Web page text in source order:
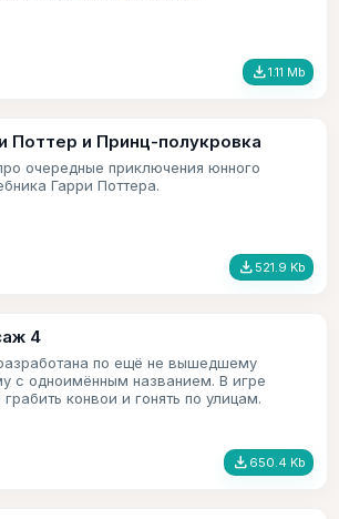
file_download1.11 Mb
Поттер и Принц-полукровка
очередные приключения юнного
Гарри Поттера.
file_download 521.9 Kb
4
по ещё не вышедшему
с одноимённым названием. В игре
конвои и гонять по улицам.
file_download 650.4 Kb